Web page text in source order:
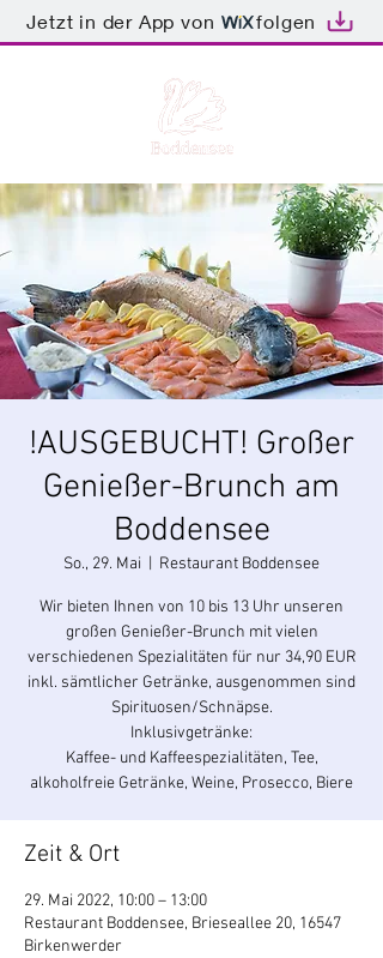
Jetzt in der App von folgen
!AUSGEBUCHT! Großer
Genießer-Brunch am
Boddensee
So., 29. Mai Restaurant Boddensee
Wir bieten Ihnen von 10 bis 13 Uhr unseren
großen Genießer-Brunch mit vielen
verschiedenen Spezialitäten für nur 34,90 EUR
inkl. sämtlicher Getränke, ausgenommen sind
Spirituosen/Schnäpse.
Inklusivgetränke:
Kaffee- und Kaffeespezialitäten, Tee,
alkoholfreie Getränke, Weine, Prosecco, Biere
Zeit & Ort
29. Mai 2022, 10:00 – 13:00
Restaurant Boddensee, Brieseallee 20, 16547
Birkenwerder